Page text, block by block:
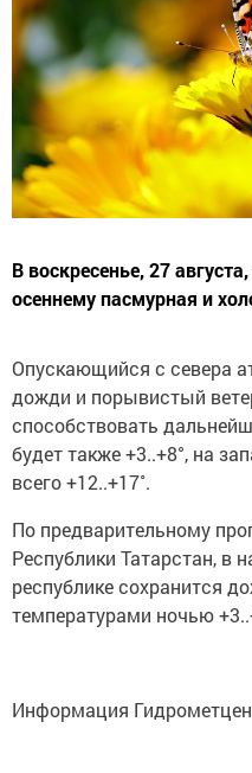
В воскресенье, 27
осеннему пасмурная и
Опускающийся с севера
дожди и порывистый
способствовать
будет также +3..+8°, на
всего +12..+17˚.
По предварительному
Республики Татарстан, в
республике сохранится
температурами ночью
Информация